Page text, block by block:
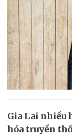
Gia Lai nhiều
hóa truyền